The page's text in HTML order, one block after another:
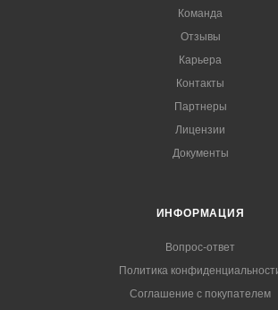
Команда
Отзывы
Карьера
Контакты
Партнеры
Лицензии
Документы
ИНФОРМАЦИЯ
Вопрос-ответ
Политика
Соглашение с покупателем